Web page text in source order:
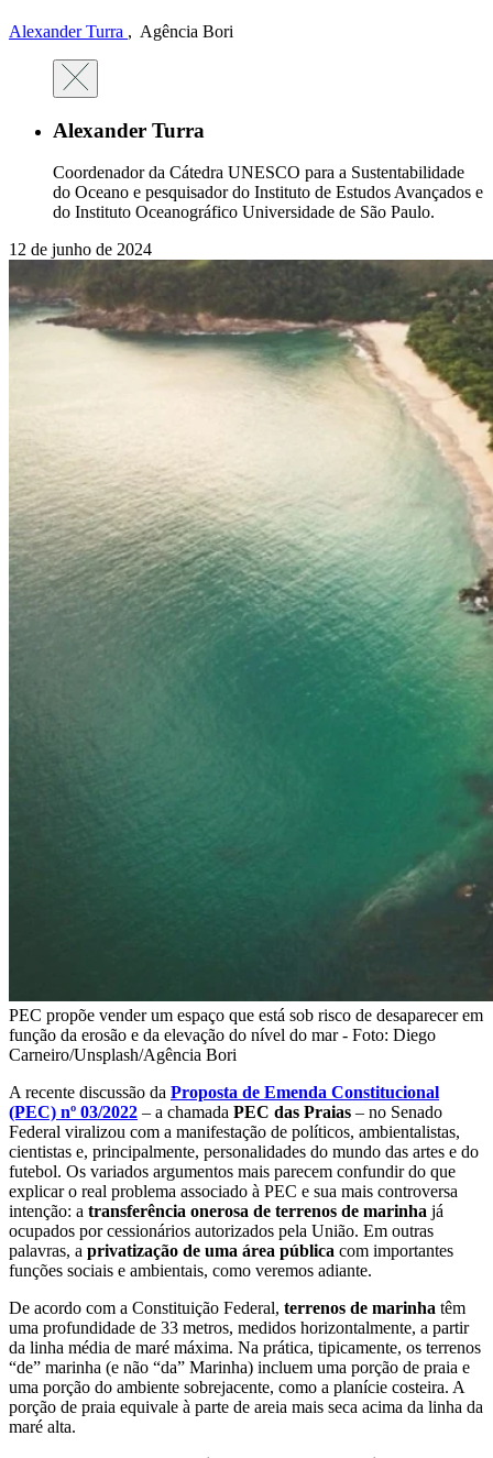
Alexander Turra , Agência Bori
Alexander Turra
Coordenador da Cátedra UNESCO para a Sustentabilidade
do Oceano e pesquisador do Instituto de Estudos Avançados e
do Instituto Oceanográfico Universidade de São Paulo.
12 de junho de 2024
PEC propõe vender um espaço que está sob risco de desaparecer em
função da erosão e da elevação do nível do mar - Foto: Diego
Carneiro/Unsplash/Agência Bori
A recente discussão da Proposta de Emenda Constitucional
(PEC) nº 03/2022 – a chamada PEC das Praias – no Senado
Federal viralizou com a manifestação de políticos, ambientalistas,
cientistas e, principalmente, personalidades do mundo das artes e do
futebol. Os variados argumentos mais parecem confundir do que
explicar o real problema associado à PEC e sua mais controversa
intenção: a transferência onerosa de terrenos de marinha já
ocupados por cessionários autorizados pela União. Em outras
palavras, a privatização de uma área pública com importantes
funções sociais e ambientais, como veremos adiante.
De acordo com a Constituição Federal, terrenos de marinha têm
uma profundidade de 33 metros, medidos horizontalmente, a partir
da linha média de maré máxima. Na prática, tipicamente, os terrenos
“de” marinha (e não “da” Marinha) incluem uma porção de praia e
uma porção do ambiente sobrejacente, como a planície costeira. A
porção de praia equivale à parte de areia mais seca acima da linha da
maré alta.